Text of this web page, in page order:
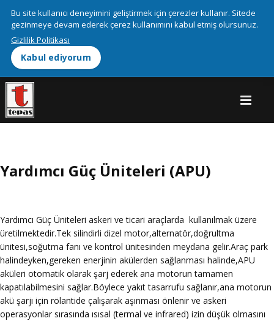
We use cookies on this site to enhance your user experienceBy
clicking any link on this page you are giving your consent for us to
set cookies. More info
OK, I agree
Bu site kullanıcı deneyimini geliştirmek için çerezler kullanır. Sitede
gezinmeye devam ederek çerez kullanımını kabul etmiş olursunuz.
Gizlilik Politikası
Kabul ediyorum
Yardımcı Güç Üniteleri (APU)
Yardımcı Güç Üniteleri askeri ve ticari araçlarda kullanılmak üzere
üretilmektedir.Tek silindirli dizel motor,alternatör,doğrultma
ünitesi,soğutma fanı ve kontrol ünitesinden meydana gelir.Araç park
halindeyken,gereken enerjinin akülerden sağlanması halinde,APU
aküleri otomatik olarak şarj ederek ana motorun tamamen
kapatılabilmesini sağlar.Böylece yakıt tasarrufu sağlanır,ana motorun
akü şarjı için rölantide çalışarak aşınması önlenir ve askeri
operasyonlar sırasında ısısal (termal ve infrared) izin düşük olmasını